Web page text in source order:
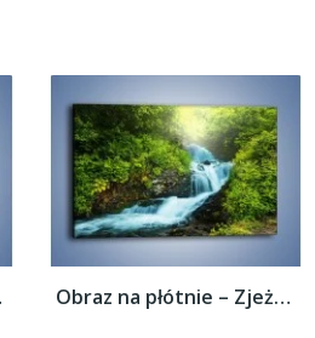
Obraz na płótnie – Zjeżdżalnia z wodospadu...